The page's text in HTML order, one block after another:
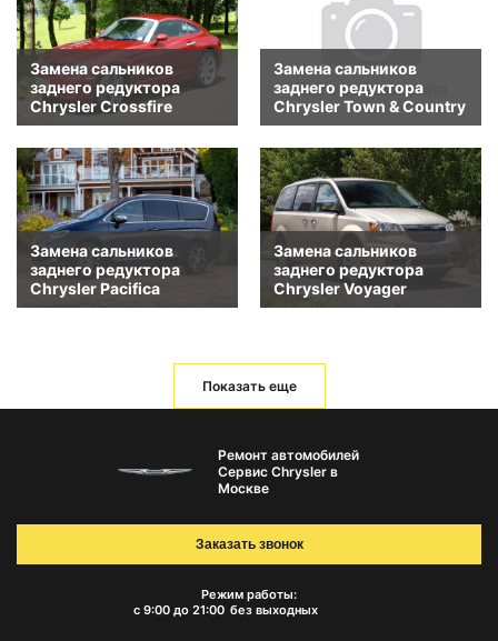
Замена сальников
заднего редуктора
Chrysler Crossfire
Замена сальников
заднего редуктора
Chrysler Town & Country
Замена сальников
заднего редуктора
Chrysler Pacifica
Замена сальников
заднего редуктора
Chrysler Voyager
Показать еще
Ремонт автомобилей
Сервис Chrysler в
Москве
Режим работы:
с 9:00 до 21:00 без выходных
Заказать звонок